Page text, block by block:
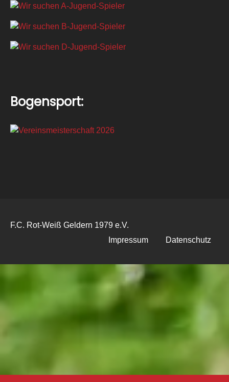
Bogensport:
F.C. Rot-Weiß Geldern 1979 e.V.
Impressum
Datenschutz